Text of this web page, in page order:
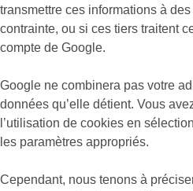
transmettre ces informations à
contrainte, ou si ces tiers traitent
compte de Google.
Google ne combinera pas votre
données qu’elle détient. Vous
l’utilisation de cookies en
les paramètres appropriés.
Cependant, nous tenons à